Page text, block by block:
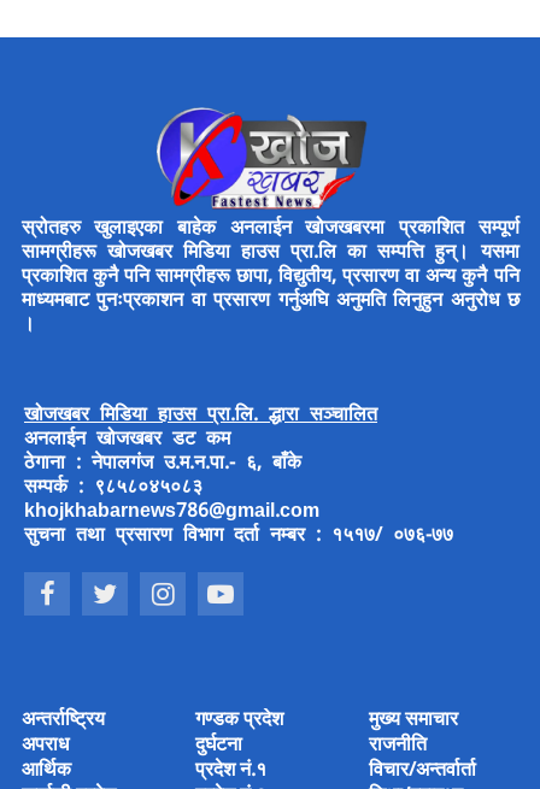
स्रोतहरु खुलाइएका बाहेक अनलाईन खोजखबरमा प्रकाशित सम्पूर्ण
सामग्रीहरू खोजखबर मिडिया हाउस प्रा.लि का सम्पत्ति हुन्। यसमा
प्रकाशित कुनै पनि सामग्रीहरू छापा, विद्युतीय, प्रसारण वा अन्य कुनै पनि
माध्यमबाट पुनःप्रकाशन वा प्रसारण गर्नुअघि अनुमति लिनुहुन अनुरोध छ
।
खोजखबर मिडिया हाउस प्रा.लि. द्धारा सञ्चालित
अनलाईन खोजखबर डट कम
ठेगाना : नेपालगंज उ.म.न.पा.- ६, बाँके
सम्पर्क : ९८५८०४५०८३
khojkhabarnews786@gmail.com
सुचना तथा प्रसारण विभाग दर्ता नम्बर : १५१७/ ०७६-७७
अन्तर्राष्ट्रिय
अपराध
आर्थिक
गण्डक प्रदेश
दुर्घटना
प्रदेश नं.१
मुख्य समाचार
राजनीति
विचार/अन्तर्वार्ता